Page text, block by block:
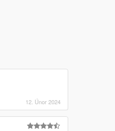
12. Únor 2024